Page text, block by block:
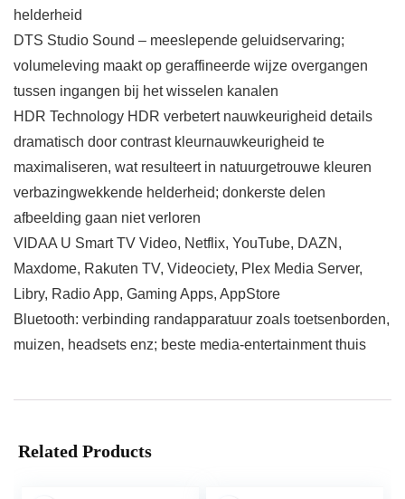
helderheid
DTS Studio Sound – meeslepende geluidservaring;
volumeleving maakt op geraffineerde wijze overgangen
tussen ingangen bij het wisselen kanalen
HDR Technology HDR verbetert nauwkeurigheid details
dramatisch door contrast kleurnauwkeurigheid te
maximaliseren, wat resulteert in natuurgetrouwe kleuren
verbazingwekkende helderheid; donkerste delen
afbeelding gaan niet verloren
VIDAA U Smart TV Video, Netflix, YouTube, DAZN,
Maxdome, Rakuten TV, Videociety, Plex Media Server,
Libry, Radio App, Gaming Apps, AppStore
Bluetooth: verbinding randapparatuur zoals toetsenborden,
muizen, headsets enz; beste media-entertainment thuis
Related Products